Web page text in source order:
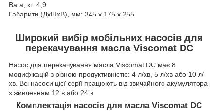
Вага, кг: 4,9
Габарити (ДхШхВ), мм: 345 х 175 х 255
Широкий вибір мобільних насосів для
перекачування масла Viscomat DC
Насос для перекачування масла Viscomat DC має 8
модифікацій з різною продуктивністю: 4 л/хв, 5 л/хв або 10 л/
хв. Всі насоси цієї серії працюють від звичайного акумулятора
з живленням 12 в або 24 в
Комплектація насосів для масла Viscomat DC